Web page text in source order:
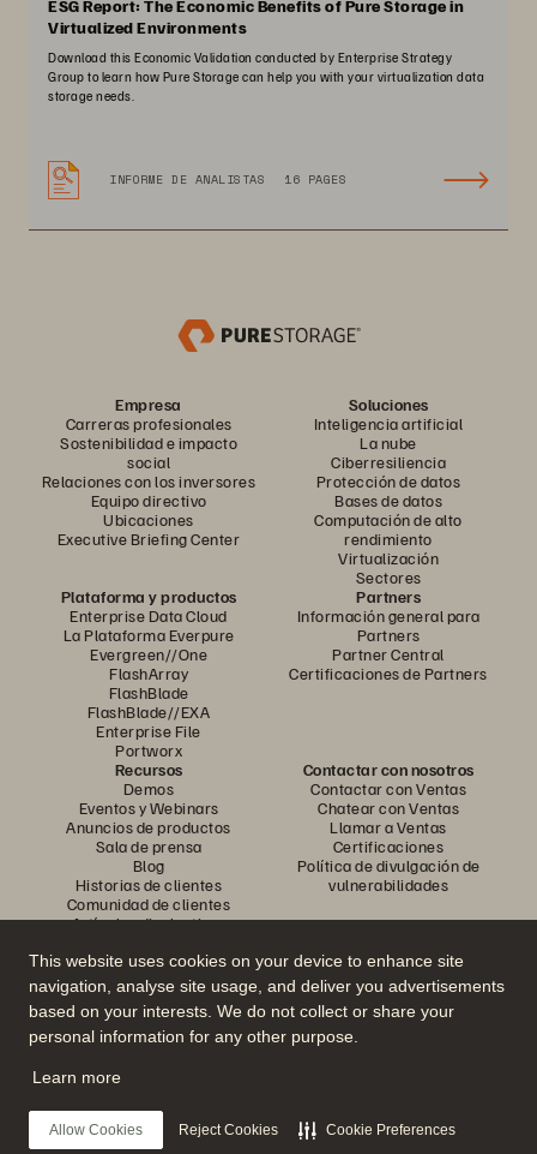
This website uses cookies on your device to enhance site
navigation, analyse site usage, and deliver you advertisements
based on your interests. We do not collect or share your
personal information for any other purpose.
Learn more
Allow Cookies Reject Cookies Cookie Preferences
ESG Report: The Economic Benefits of Pure Storage in
Virtualized Environments
Download this Economic Validation conducted by Enterprise Strategy
Group to learn how Pure Storage can help you with your virtualization data
storage needs.
INFORME DE ANALISTAS 16 PAGES
Empresa
Carreras profesionales
Sostenibilidad e impacto
social
Relaciones con los inversores
Equipo directivo
Ubicaciones
Executive Briefing Center
Soluciones
Inteligencia artificial
La nube
Ciberresiliencia
Protección de datos
Bases de datos
Computación de alto
rendimiento
Virtualización
Sectores
Plataforma y productos
Enterprise Data Cloud
La Plataforma Everpure
Evergreen//One
FlashArray
FlashBlade
FlashBlade//EXA
Enterprise File
Portworx
Partners
Información general para
Partners
Partner Central
Certificaciones de Partners
Recursos
Demos
Eventos y Webinars
Anuncios de productos
Sala de prensa
Blog
Historias de clientes
Comunidad de clientes
Artículos divulgativos
Contactar con nosotros
Contactar con Ventas
Chatear con Ventas
Llamar a Ventas
Certificaciones
Política de divulgación de
vulnerabilidades
Únase a la conversación
Siga las redes sociales oficiales de Everpure
© 2026 Everpure, Inc. Todos los derechos reservados.
Política de privacidadCondiciones de uso del Sitio WebAviso legal